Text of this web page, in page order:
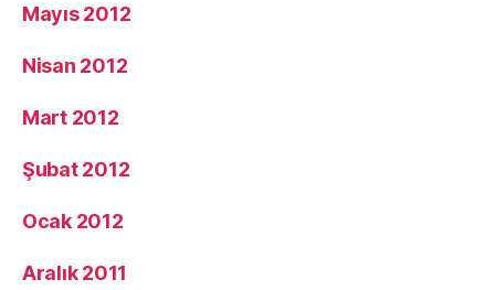
Mayıs 2012
Nisan 2012
Mart 2012
Şubat 2012
Ocak 2012
Aralık 2011